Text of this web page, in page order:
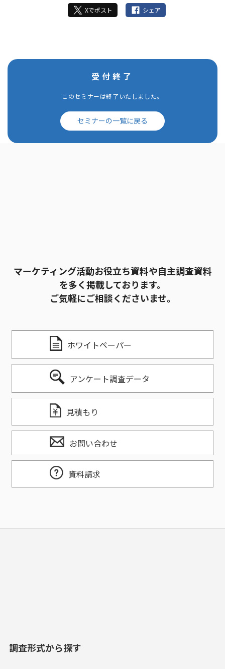
Xでポスト シェア
受付終了
このセミナーは終了いたしました。
セミナーの一覧に戻る
マーケティング活動お役立ち資料や自主調査資料
を多く掲載しております。
ご気軽にご相談くださいませ。
ホワイトペーパー
アンケート調査データ
見積もり
お問い合わせ
資料請求
調査形式から探す